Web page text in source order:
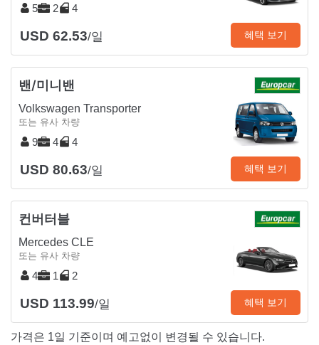
5 2 4
USD 62.53/일 혜택 보기
밴/미니밴
Volkswagen Transporter
또는 유사 차량
9 4 4
USD 80.63/일 혜택 보기
컨버터블
Mercedes CLE
또는 유사 차량
4 1 2
USD 113.99/일 혜택 보기
가격은 1일 기준이며 예고없이 변경될 수 있습니다.